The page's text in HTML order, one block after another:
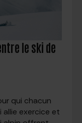
le ski de
qui chacun
allie exercice et